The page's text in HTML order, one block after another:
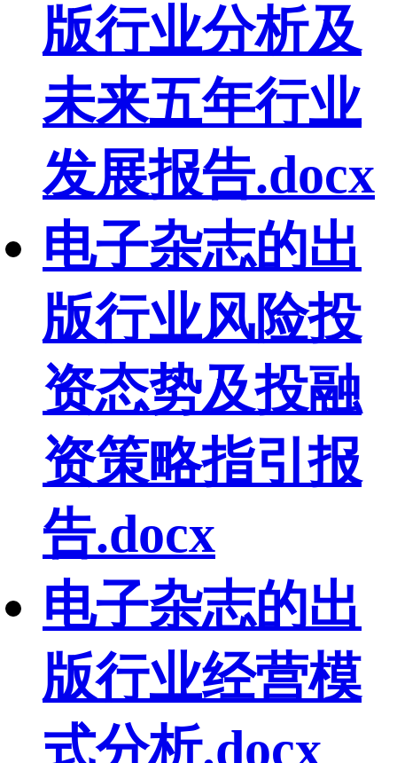
版行业分析及
未来五年行业
发展报告.docx
电子杂志的出
版行业风险投
资态势及投融
资策略指引报
告.docx
电子杂志的出
版行业经营模
式分析.docx